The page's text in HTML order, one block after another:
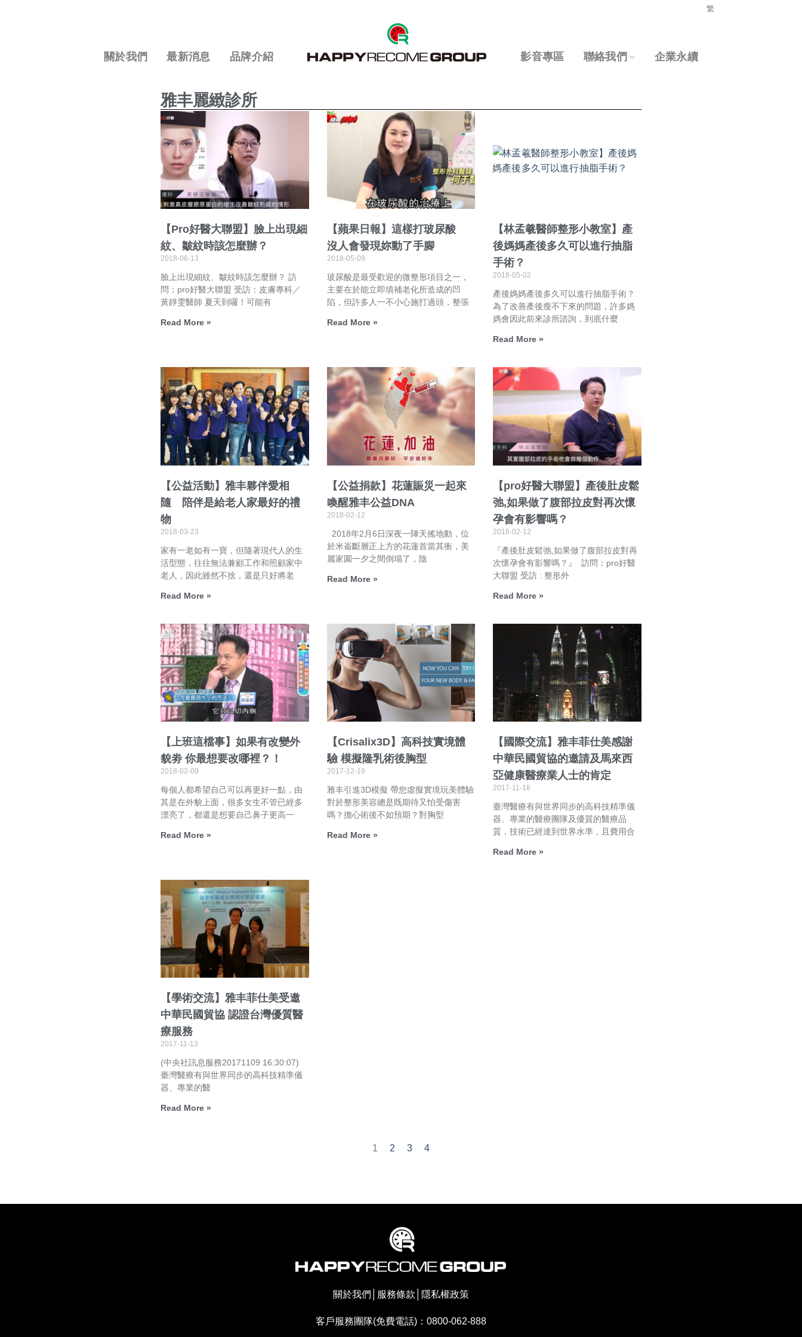
繁
關於我們 最新消息 品牌介紹 影音專區 聯絡我們 企業永續
雅丰麗緻診所
【Pro好醫大聯盟】臉上出現細
紋、皺紋時該怎麼辦？
2018-06-13
臉上出現細紋、皺紋時該怎麼辦？ 訪
問：pro好醫大聯盟 受訪：皮膚專科／
黃靜雯醫師 夏天到囉！可能有
Read More »
【蘋果日報】這樣打玻尿酸
沒人會發現妳動了手腳
2018-05-09
玻尿酸是最受歡迎的微整形項目之一，
主要在於能立即填補老化所造成的凹
陷，但許多人一不小心施打過頭，整張
Read More »
【林孟羲醫師整形小教室】產
後媽媽產後多久可以進行抽脂
手術？
2018-05-02
產後媽媽產後多久可以進行抽脂手術？
為了改善產後瘦不下來的問題，許多媽
媽會因此前來診所諮詢，到底什麼
Read More »
【公益活動】雅丰夥伴愛相
隨 陪伴是給老人家最好的禮
物
2018-03-23
家有一老如有一寶，但隨著現代人的生
活型態，往往無法兼顧工作和照顧家中
老人，因此雖然不捨，還是只好將老
Read More »
【公益捐款】花蓮賑災一起來
喚醒雅丰公益DNA
2018-02-12
2018年2月6日深夜一陣天搖地動，位
於米崙斷層正上方的花蓮首當其衝，美
麗家園一夕之間倒塌了，陰
Read More »
【pro好醫大聯盟】產後肚皮鬆
弛,如果做了腹部拉皮對再次懷
孕會有影響嗎？
2018-02-12
『產後肚皮鬆弛,如果做了腹部拉皮對再
次懷孕會有影響嗎？』 訪問：pro好醫
大聯盟 受訪 : 整形外
Read More »
【上班這檔事】如果有改變外
貌劵 你最想要改哪裡？！
2018-02-09
每個人都希望自己可以再更好一點，由
其是在外貌上面，很多女生不管已經多
漂亮了，都還是想要自己鼻子更高一
Read More »
【Crisalix3D】高科技實境體
驗 模擬隆乳術後胸型
2017-12-19
雅丰引進3D模擬 帶您虛擬實境玩美體驗
對於整形美容總是既期待又怕受傷害
嗎？擔心術後不如預期？對胸型
Read More »
【國際交流】雅丰菲仕美感謝
中華民國貿協的邀請及馬來西
亞健康醫療業人士的肯定
2017-11-16
臺灣醫療有與世界同步的高科技精準儀
器、專業的醫療團隊及優質的醫療品
質，技術已經達到世界水準，且費用合
Read More »
【學術交流】雅丰菲仕美受邀
中華民國貿協 認證台灣優質醫
療服務
2017-11-13
(中央社訊息服務20171109 16:30:07)
臺灣醫療有與世界同步的高科技精準儀
器、專業的醫
Read More »
1 2 3 4
關於我們 服務條款 隱私權政策
客戶服務團隊(免費電話)：0800-062-888